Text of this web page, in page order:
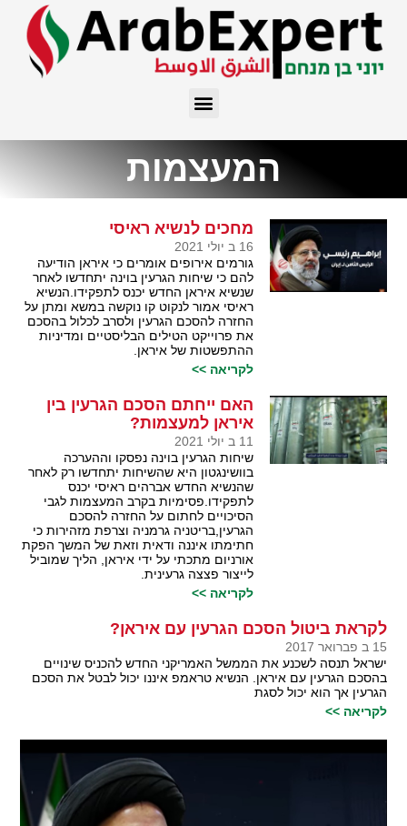
המעצמות
מחכים לנשיא ראיסי
16 ב יולי 2021
גורמים אירופים אומרים כי איראן הודיעה
להם כי שיחות הגרעין בוינה יתחדשו לאחר
שנשיא איראן החדש יכנס לתפקידו.הנשיא
ראיסי אמור לנקוט קו נוקשה במשא ומתן על
החזרה להסכם הגרעין ולסרב לכלול בהסכם
את פרוייקט הטילים הבליסטיים ומדיניות
ההתפשטות של איראן.
לקריאה >>
האם ייחתם הסכם הגרעין בין
איראן למעצמות?
11 ב יולי 2021
שיחות הגרעין בוינה נפסקו וההערכה
בוושינגטון היא שהשיחות יתחדשו רק לאחר
שהנשיא החדש אברהים ראיסי יכנס
לתפקידו.פסימיות בקרב המעצמות לגבי
הסיכויים לחתום על החזרה להסכם
הגרעין,בריטניה גרמניה וצרפת מזהירות כי
חתימתו איננה ודאית וזאת של המשך הפקת
אורניום מתכתי על ידי איראן, הליך שמוביל
לייצור פצצה גרעינית.
לקריאה >>
לקראת ביטול הסכם הגרעין עם איראן?
15 ב פברואר 2017
ישראל תנסה לשכנע את הממשל האמריקני החדש להכניס שינויים
בהסכם הגרעין עם איראן. הנשיא טראמפ איננו יכול לבטל את הסכם
הגרעין אך הוא יכול לסגת
לקריאה >>